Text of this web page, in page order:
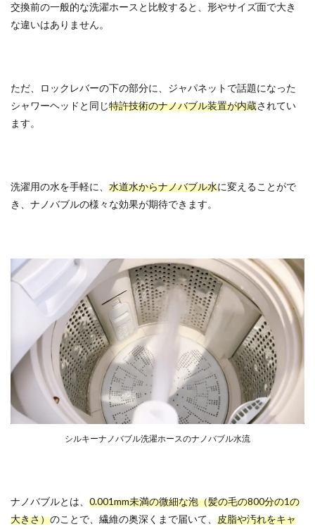
交換前の一般的な洗濯ホースと比較すると、形やサイズ面で大き
な違いはありません。
ただ、ロックレバーの下の部分に、ジャパネットで話題になった
シャワーヘッドと同じ特許技術のナノバブル装置が内蔵されてい
ます。
洗濯用の水を手軽に、 水道水からナノバブル水に変えることがで
き、ナノバブルの様々な効果が期待できます。
シルキーナノバブル洗濯ホースのナノバブル水流
ナノバブルとは、 0.001mm未満の微細な泡（髪の毛の800分の1の
大きさ）のことで、繊維の奥深くまで届いて、 皮脂や汚れをキャ